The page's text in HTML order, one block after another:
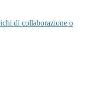
di collaborazione o